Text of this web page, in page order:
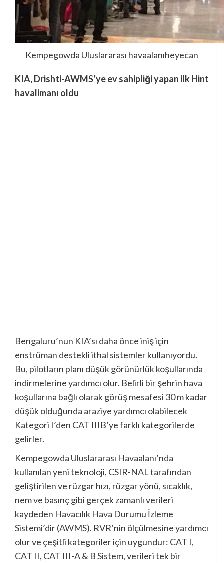
Kempegowda Uluslararası havaalanıheyecan
KIA, Drishti-AWMS’ye ev sahipliği yapan ilk Hint
havalimanı oldu
Bengaluru’nun KIA’sı daha önce iniş için
enstrüman destekli ithal sistemler kullanıyordu.
Bu, pilotların planı düşük görünürlük koşullarında
indirmelerine yardımcı olur. Belirli bir şehrin hava
koşullarına bağlı olarak görüş mesafesi 30 m kadar
düşük olduğunda araziye yardımcı olabilecek
Kategori I’den CAT IIIB’ye farklı kategorilerde
gelirler.
Kempegowda Uluslararası Havaalanı’nda
kullanılan yeni teknoloji, CSIR-NAL tarafından
geliştirilen ve rüzgar hızı, rüzgar yönü, sıcaklık,
nem ve basınç gibi gerçek zamanlı verileri
kaydeden Havacılık Hava Durumu İzleme
Sistemi’dir (AWMS). RVR’nin ölçülmesine yardımcı
olur ve çeşitli kategoriler için uygundur: CAT I,
CAT II, ​​CAT III-A & B Sistem, verileri tek bir